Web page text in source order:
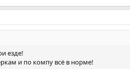
езде!
и по компу всё в норме!